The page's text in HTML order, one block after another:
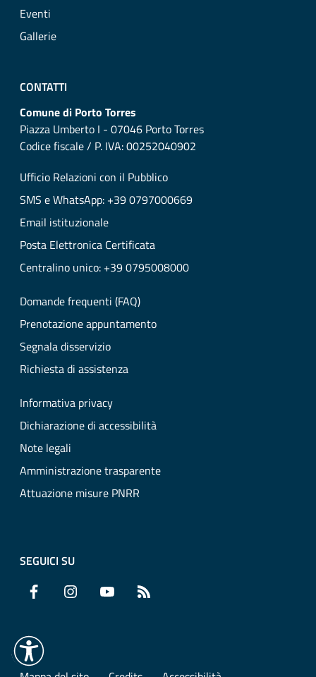
Eventi
Gallerie
CONTATTI
Comune di Porto Torres
Piazza Umberto I - 07046 Porto Torres
Codice fiscale / P. IVA: 00252040902
Ufficio Relazioni con il Pubblico
SMS e WhatsApp: +39 0797000669
Email istituzionale
Posta Elettronica Certificata
Centralino unico: +39 0795008000
Domande frequenti (FAQ)
Prenotazione appuntamento
Segnala disservizio
Richiesta di assistenza
Informativa privacy
Dichiarazione di accessibilità
Note legali
Amministrazione trasparente
Attuazione misure PNRR
SEGUICI SU
Facebook Instagram YouTube